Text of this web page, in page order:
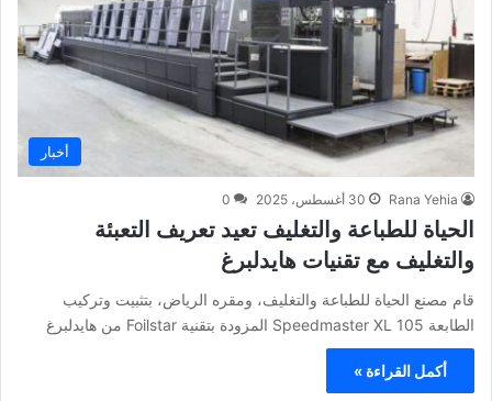
أخبار
Rana Yehia 30 أغسطس، 2025 0
الحياة للطباعة والتغليف تعيد تعريف التعبئة
والتغليف مع تقنيات هايدلبرغ
قام مصنع الحياة للطباعة والتغليف، ومقره الرياض، بتثبيت وتركيب
الطابعة Speedmaster XL 105 المزودة بتقنية Foilstar من هايدلبرغ
أكمل القراءة »